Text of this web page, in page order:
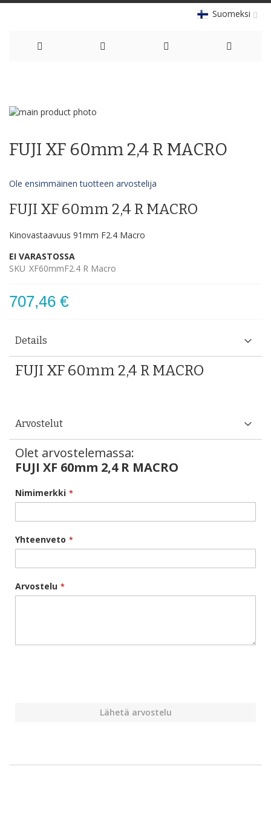
Suomeksi
Content
Skip
end
images
the
beginning
the
gallery
FUJI XF 60mm 2,4 R MACRO
Ole ensimmäinen tuotteen arvostelija
FUJI XF 60mm 2,4 R MACRO
Kinovastaavuus 91mm F2.4 Macro
EI VARASTOSSA
SKU XF60mmF2.4 R Macro
707,46 €
Details
FUJI XF 60mm 2,4 R MACRO
Arvostelut
Olet arvostelemassa:
FUJI XF 60mm 2,4 R MACRO
Nimimerkki
Yhteenveto
Arvostelu
Lähetä arvostelu